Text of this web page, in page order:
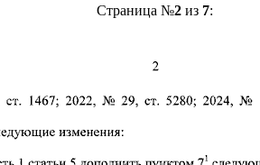
Страница №2из 7: